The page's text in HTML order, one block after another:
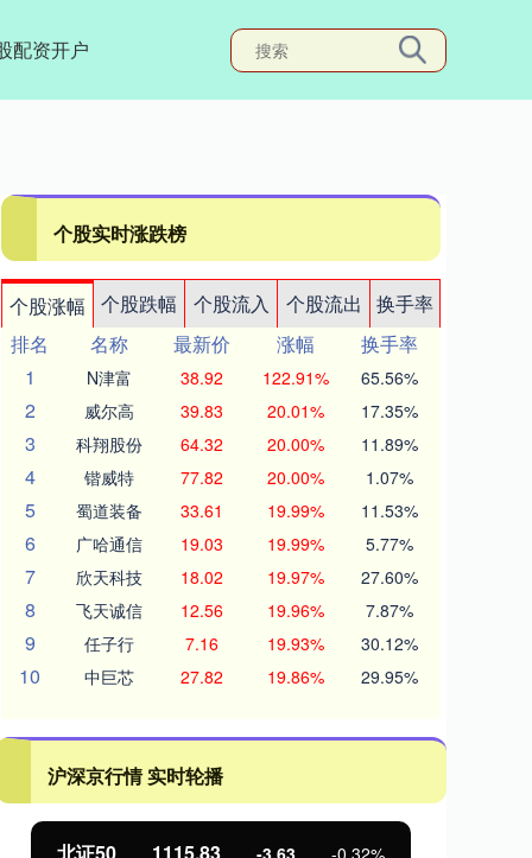
配资开户
个股实时涨跌榜
个股涨幅 个股跌幅 个股流入 个股流出
换手率
排名
名称 最新价 涨幅
换手率
1
N津富 38.92 122.91% 65.56%
2 威尔高 39.83 20.01% 17.35%
3 科翔股份 64.32 20.00% 11.89%
4 锴威特 77.82 20.00% 1.07%
5 蜀道装备 33.61 19.99% 11.53%
6 广哈通信 19.03 19.99% 5.77%
7 欣天科技 18.02 19.97% 27.60%
8 飞天诚信 12.56 19.96% 7.87%
9 任子行 7.16 19.93% 30.12%
10 中巨芯 27.82 19.86% 29.95%
沪深京行情 实时轮播
-3.63 -0.32%